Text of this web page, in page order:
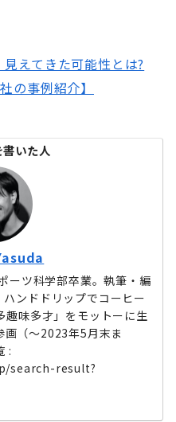
えてきた可能性とは?
の事例紹介】
書いた人
ーツ科学部卒業。執筆・編
ンドドリップでコーヒー
趣味多才」をモットーに生
（〜2023年5月末ま
:
search-result?